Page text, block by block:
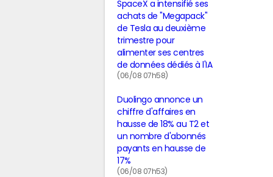
SpaceX a intensifié ses
achats de "Megapack"
de Tesla au deuxième
trimestre pour
alimenter ses centres
de données dédiés à l'IA
(06/08 07h58)
Duolingo annonce un
chiffre d'affaires en
hausse de 18% au T2 et
un nombre d'abonnés
payants en hausse de
17%
(06/08 07h53)